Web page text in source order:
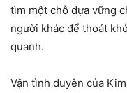
tìm một chỗ dựa vững
người khác để thoát
quanh.
Vận tình duyên của